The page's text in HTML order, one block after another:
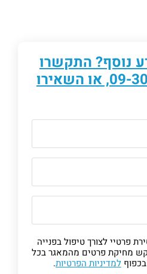
נוסף? התקשרו
09-, או השאירו
פרטיי לצורך טיפול בפנייה
מחיקת פרטים מהמאגר בכל
למדיניות הפרטיות.